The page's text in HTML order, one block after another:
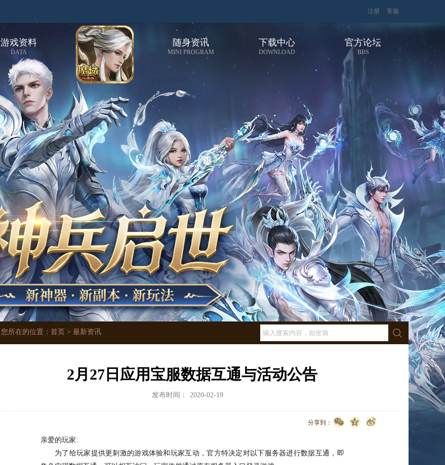
注册 客服
游戏资料
DATA
随身资讯
MINI PROGRAM
下载中心
DOWNLOAD
官方论坛
BBS
您所在的位置： 首页 > 最新资讯
2月27日应用宝服数据互通与活动公告
发布时间： 2020-02-19
分享到：
亲爱的玩家:
为了给玩家提供更刺激的游戏体验和玩家互动，官方特决定对以下服务器进行数据互通，即